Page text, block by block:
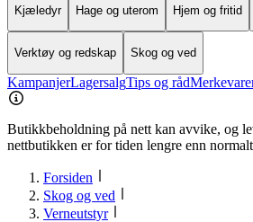
Kjæledyr Hage og uterom Hjem og fritid
Verktøy og redskap Skog og ved
KampanjerLagersalgTips og råd
Butikkbeholdning på nett kan avvike, og
nettbutikken er for tiden lengre enn normalt
Forsiden
Skog og ved
Verneutstyr